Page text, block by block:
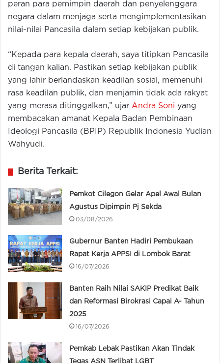
peran para pemimpin daerah dan penyelenggara
negara dalam menjaga serta mengimplementasikan
nilai-nilai Pancasila dalam setiap kebijakan publik.
“Kepada para kepala daerah, saya titipkan Pancasila
di tangan kalian. Pastikan setiap kebijakan publik
yang lahir berlandaskan keadilan sosial, memenuhi
rasa keadilan publik, dan menjamin tidak ada rakyat
yang merasa ditinggalkan,” ujar Andra Soni yang
membacakan amanat Kepala Badan Pembinaan
Ideologi Pancasila (BPIP) Republik Indonesia Yudian
Wahyudi.
Berita Terkait:
Pemkot Cilegon Gelar Apel Awal Bulan
Agustus Dipimpin Pj Sekda
03/08/2026
Gubernur Banten Hadiri Pembukaan
Rapat Kerja APPSI di Lombok Barat
16/07/2026
Banten Raih Nilai SAKIP Predikat Baik
dan Reformasi Birokrasi Capai A- Tahun
2025
16/07/2026
Pemkab Lebak Pastikan Akan Tindak
Tegas ASN Terlibat LGBT